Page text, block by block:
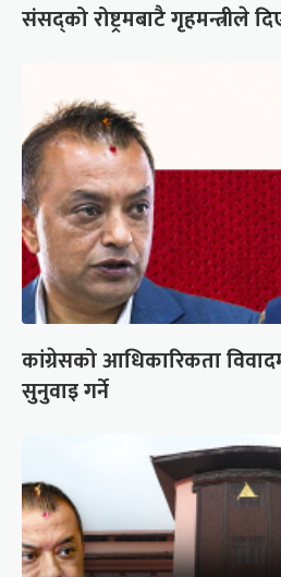
संसद्को रोष्ट्रमबाटै गृहमन्त्रीले
कांग्रेसको आधिकारिकता
सुनुवाइ गर्ने